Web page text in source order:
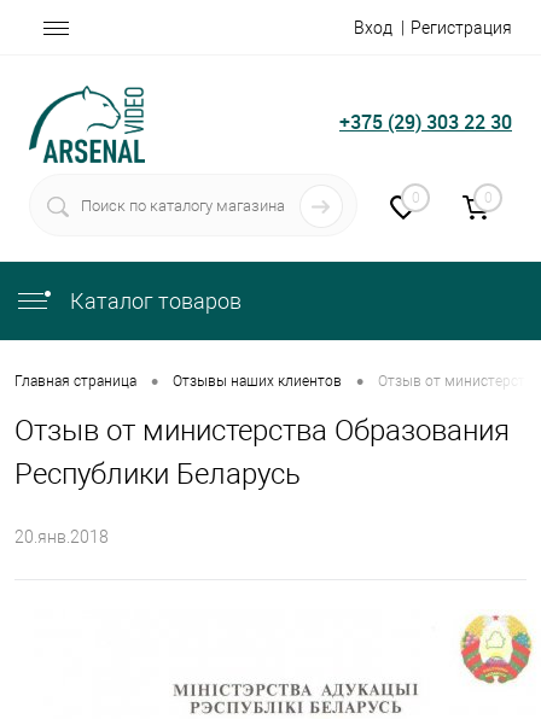
Вход Регистрация
+375 (29) 303 22 30
0 0
Каталог товаров
Главная страница • Отзывы наших клиентов • Отзыв от
Отзыв от министерства Образования
Республики Беларусь
20.янв.2018